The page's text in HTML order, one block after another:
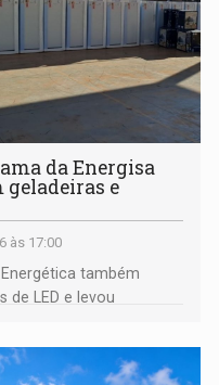
da Energisa
e
às 17:00
também
de LED e levou